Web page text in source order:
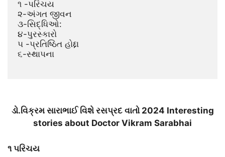
૧ -પરિચય
૨-અંગત જીવન
૩-સિદ્ધિઓ:
૪-પુરસ્કારો
૫ -પ્રતિષ્ઠિત હોદ્દા
૬-સ્થાપના
ડો.વિક્રમ સારાભાઈ વિશે રસપ્રદ વાતો 2024 Interesting
stories about Doctor Vikram Sarabhai
૧ પરિચય